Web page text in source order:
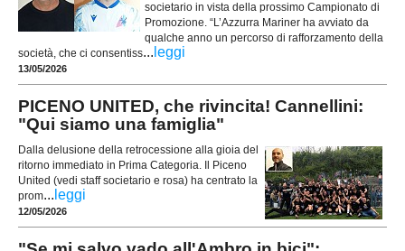
societario in vista della prossimo Campionato di
Promozione. “L’Azzurra Mariner ha avviato da
qualche anno un percorso di rafforzamento della
società, che ci consentiss... leggi
13/05/2026
PICENO UNITED, che rivincita! Cannellini:
"Qui siamo una famiglia"
Dalla delusione della retrocessione alla gioia del
ritorno immediato in Prima Categoria. Il Piceno
United (vedi staff societario e rosa) ha centrato la
prom... leggi
12/05/2026